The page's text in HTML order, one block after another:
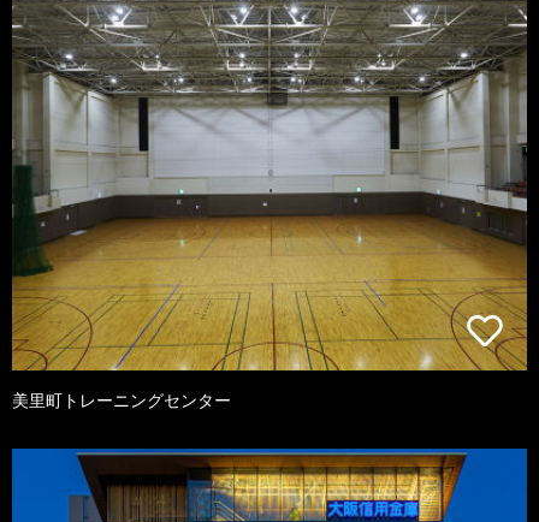
美里町トレーニングセンター